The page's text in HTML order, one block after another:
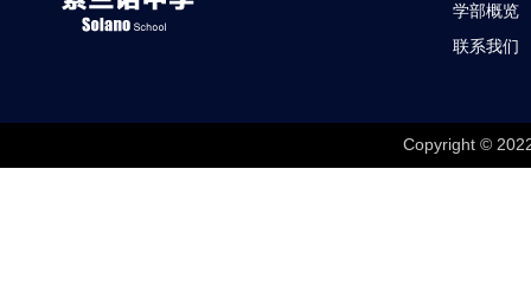
学部概览
联系我们
Copyright ©